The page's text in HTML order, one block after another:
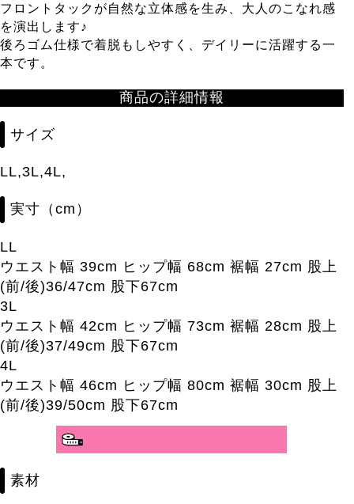
フロントタックが自然な立体感を生み、大人のこなれ感
を演出します♪
後ろゴム仕様で着脱もしやすく、デイリーに活躍する一
本です。
商品の詳細情報
サイズ
LL,3L,4L,
実寸（cm）
LL
ウエスト幅 39cm ヒップ幅 68cm 裾幅 27cm 股上
(前/後)36/47cm 股下67cm
3L
ウエスト幅 42cm ヒップ幅 73cm 裾幅 28cm 股上
(前/後)37/49cm 股下67cm
4L
ウエスト幅 46cm ヒップ幅 80cm 裾幅 30cm 股上
(前/後)39/50cm 股下67cm
素材